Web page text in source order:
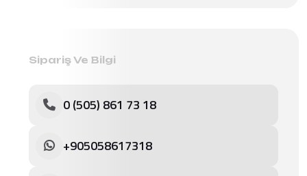
Sipariş Ve Bilgi
0 (505) 861 73 18
+905058617318